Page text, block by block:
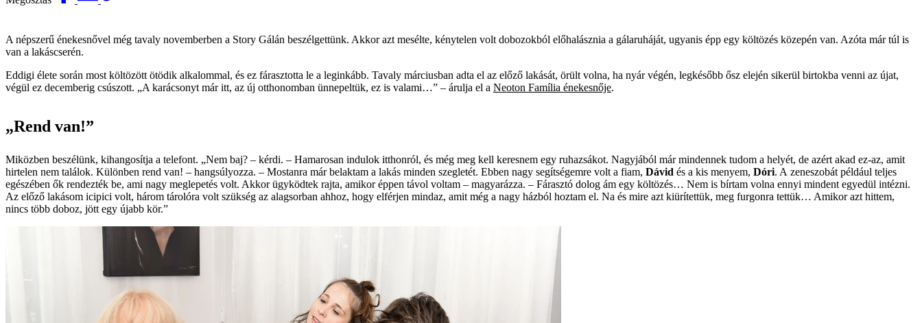
A népszerű énekesnővel még tavaly novemberben a Story Gálán beszélgettünk. Akkor azt mesélte, kénytelen volt dobozokból előhalásznia a gálaruháját, ugyanis épp egy költözés közepén van. Azóta már túl is
van a lakáscserén.
Eddigi élete során most költözött ötödik alkalommal, és ez fárasztotta le a leginkább. Tavaly márciusban adta el az előző lakását, örült volna, ha nyár végén, legkésőbb ősz elején sikerül birtokba venni az újat,
végül ez decemberig csúszott. „A karácsonyt már itt, az új otthonomban ünnepeltük, ez is valami…” – árulja el a Neoton Família énekesnője.
„Rend van!”
Miközben beszélünk, kihangosítja a telefont. „Nem baj? – kérdi. – Hamarosan indulok itthonról, és még meg kell keresnem egy ruhazsákot. Nagyjából már mindennek tudom a helyét, de azért akad ez-az, amit
hirtelen nem találok. Különben rend van! – hangsúlyozza. – Mostanra már belaktam a lakás minden szegletét. Ebben nagy segítségemre volt a fiam, Dávid és a kis menyem, Dóri. A zeneszobát például teljes
egészében ők rendezték be, ami nagy meglepetés volt. Akkor ügyködtek rajta, amikor éppen távol voltam – magyarázza. – Fárasztó dolog ám egy költözés… Nem is bírtam volna ennyi mindent egyedül intézni.
Az előző lakásom icipici volt, három tárolóra volt szükség az alagsorban ahhoz, hogy elférjen mindaz, amit még a nagy házból hoztam el. Na és mire azt kiürítettük, meg furgonra tettük… Amikor azt hittem,
nincs több doboz, jött egy újabb kör.”